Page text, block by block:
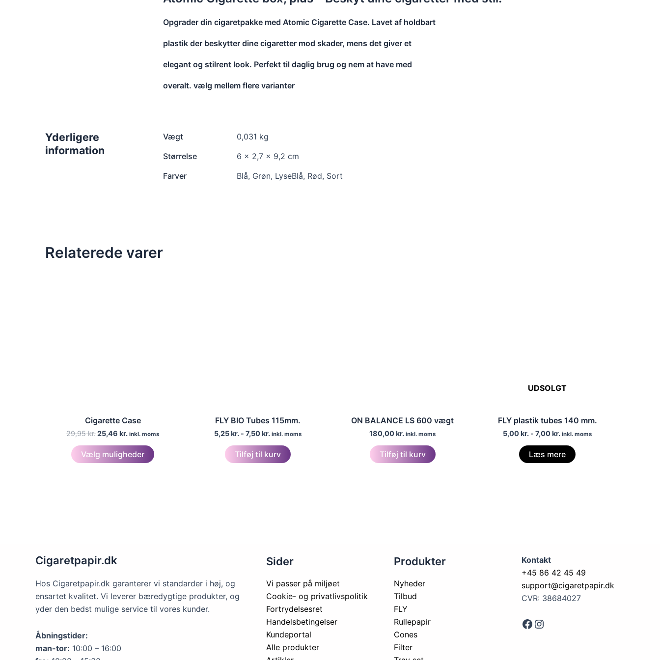
Opgrader din cigaretpakke med Atomic Cigarette Case. Lavet af holdbart
plastik der beskytter dine cigaretter mod skader, mens det giver et
elegant og stilrent look. Perfekt til daglig brug og nem at have med
overalt. vælg mellem flere varianter
Yderligere
information
Vægt
0,031 kg
Størrelse
6 × 2,7 × 9,2 cm
Farver
Blå, Grøn, LyseBlå, Rød, Sort
Relaterede varer
Cigarette Case
29,95kr.Den
var:
25,46 kr.Den
pris
er:
inkl. moms
Vælg muligheder
FLY BIO Tubes 115mm.
5,25kr.- 7,50kr. inkl. moms
Tilføj til kurv
ON BALANCE LS 600 vægt
180,00kr. inkl. moms
Tilføj til kurv
UDSOLGT
FLY plastik tubes 140 mm.
5,00kr. - 7,00kr. inkl. moms
Læs mere
Cigaretpapir.dk
Hos Cigaretpapir.dk garanterer vi standarder i høj, og
ensartet kvalitet. Vi leverer bæredygtige produkter, og
yder den bedst mulige service til vores kunder.
Åbningstider:
man-tor: 10:00 – 16:00
Sider
Vi passer på miljøet
Cookie- og privatlivspolitik
Fortrydelsesret
Handelsbetingelser
Kundeportal
Alle produkter
Produkter
Nyheder
Tilbud
FLY
Rullepapir
Cones
Filter
Kontakt
+45 86 42 45 49
support@cigaretpapir.dk
CVR: 38684027
FaceInstagram